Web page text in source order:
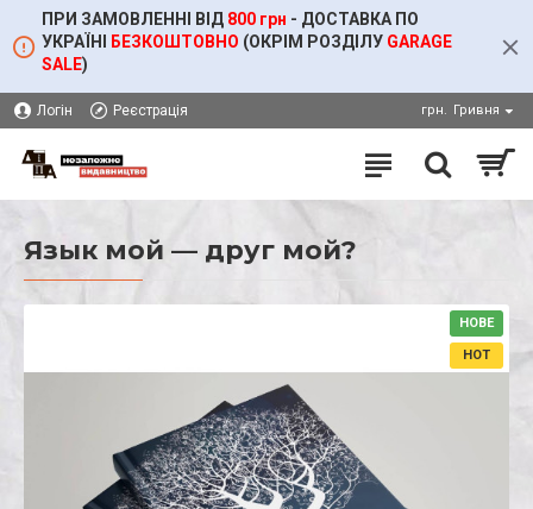
ПРИ ЗАМОВЛЕННІ ВІД 800 грн - ДОСТАВКА ПО
УКРАЇНІ
БЕЗКОШТОВНО (ОКРІМ РОЗДІЛУ GARAGE
SALE)
Логін Реєстрація грн. Гривня
Язык мой — друг мой?
НОВЕ
HOT